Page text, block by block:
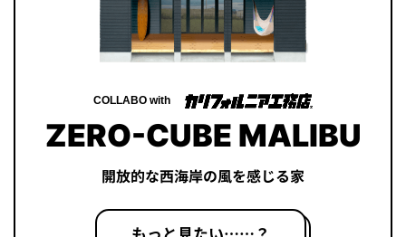
COLLABO with
ZERO-CUBE MALIBU
開放的な西海岸の風を感じる家